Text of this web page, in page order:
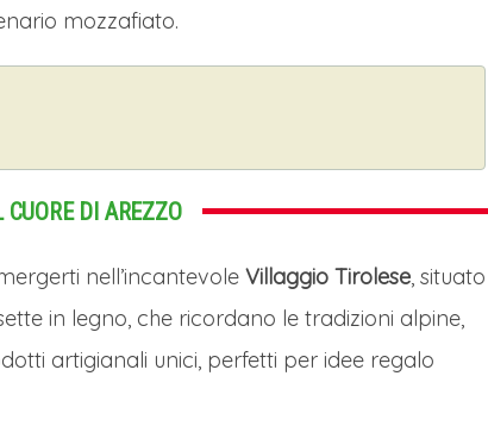
mozzafiato.
DI AREZZO
nell’incantevole Villaggio Tirolese , situato
in legno, che ricordano le tradizioni alpine,
artigianali unici, perfetti per idee regalo